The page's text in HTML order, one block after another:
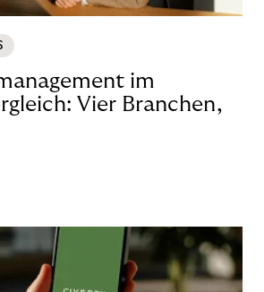
im
Vier Branchen,